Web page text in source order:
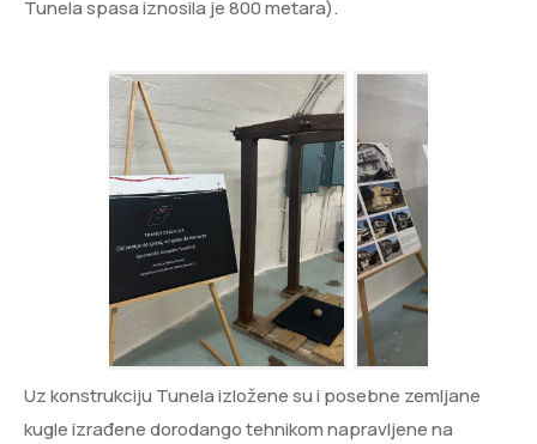
Tunela spasa iznosila je 800 metara).
Uz konstrukciju Tunela izložene su i posebne zemljane
kugle izrađene dorodango tehnikom napravljene na